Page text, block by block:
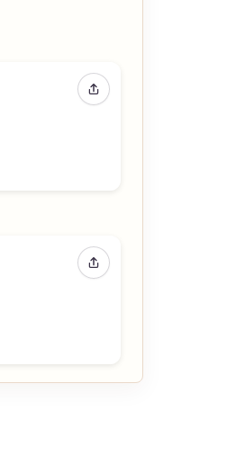
Compartir evento
Compartir evento